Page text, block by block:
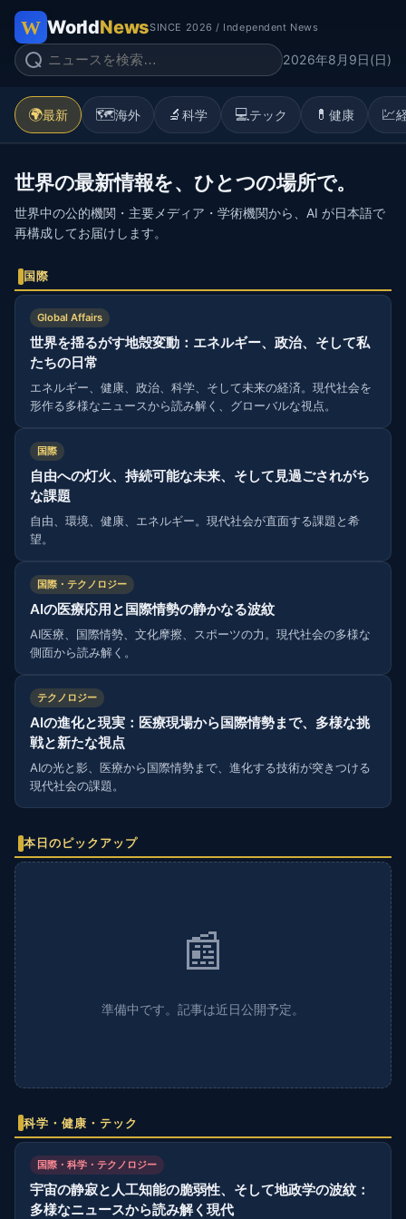
WorldNewsSINCE 2026 / Independent News
2026年8月9日(日)
🌍最新 🗺️海外 🔬 科学 💻テック 💊 健康 💹
世界の最新情報を、ひとつの場所で。
世界中の公的機関・主要メディア・学術機関から、AI が日本語で
再構成してお届けします。
国際
Global Affairs
世界を揺るがす地殻変動：エネルギー、政治、そして私
たちの日常
エネルギー、健康、政治、科学、そして未来の経済。現代社会を
形作る多様なニュースから読み解く、グローバルな視点。
国際
自由への灯火、持続可能な未来、そして見過ごされがち
な課題
自由、環境、健康、エネルギー。現代社会が直面する課題と希
望。
国際・テクノロジー
AIの医療応用と国際情勢の静かなる波紋
AI医療、国際情勢、文化摩擦、スポーツの力。現代社会の多様な
側面から読み解く。
テクノロジー
AIの進化と現実：医療現場から国際情勢まで、多様な挑
戦と新たな視点
AIの光と影、医療から国際情勢まで、進化する技術が突きつける
現代社会の課題。
本日のピックアップ
📰
準備中です。記事は近日公開予定。
科学・健康・テック
国際・科学・テクノロジー
宇宙の静寂と人工知能の脆弱性、そして地政学の波紋：
多様なニュースから読み解く現代